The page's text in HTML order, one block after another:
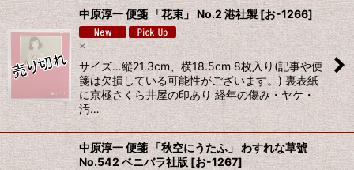
中原淳一 便箋 「花束」 No.2 港社製[お-1266]
×
サイズ…縦21.3cm、横18.5cm 8枚入り(記事や便
箋は欠損している可能性がございます。) 裏表紙
に京極さくら井屋の印あり 経年の傷み・ヤケ・
汚…
中原淳一 便箋 「秋空にうたふ」 わすれな草號
No.542 ベニバラ社版 [お-1267]